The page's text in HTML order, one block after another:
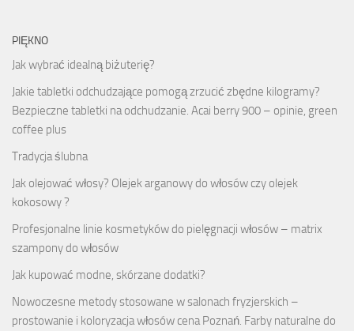
PIĘKNO
Jak wybrać idealną biżuterię?
Jakie tabletki odchudzające pomogą zrzucić zbędne kilogramy?
Bezpieczne tabletki na odchudzanie. Acai berry 900 – opinie, green
coffee plus
Tradycja ślubna
Jak olejować włosy? Olejek arganowy do włosów czy olejek
kokosowy ?
Profesjonalne linie kosmetyków do pielęgnacji włosów – matrix
szampony do włosów
Jak kupować modne, skórzane dodatki?
Nowoczesne metody stosowane w salonach fryzjerskich –
prostowanie i koloryzacja włosów cena Poznań. Farby naturalne do